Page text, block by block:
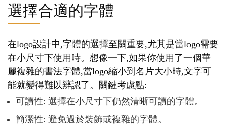
選擇合適的字體
在logo設計中,字體的選擇至關重要,尤其是當logo需要
在小尺寸下使用時。想像一下,如果你使用了一個華
麗複雜的書法字體,當logo縮小到名片大小時,文字可
能就變得難以辨認了。關鍵考慮點:
可讀性: 選擇在小尺寸下仍然清晰可讀的字體。
簡潔性: 避免過於裝飾或複雜的字體。